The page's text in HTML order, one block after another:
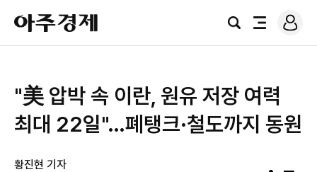
아
주
경
검
전
로
그
"美 압박 속 이란, 원유 저장 여력
최대 22일"…폐탱크·철도까지 동원
황진현 기자